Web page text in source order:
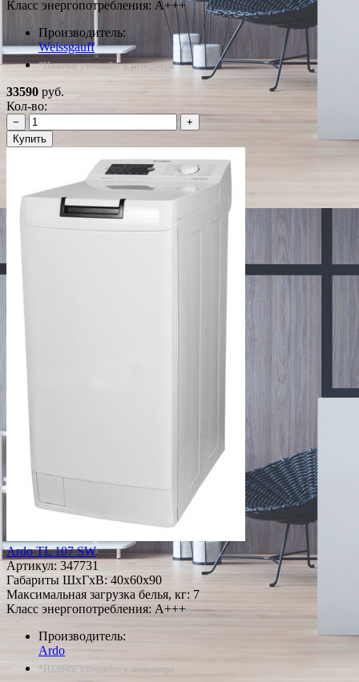
Класс энергопотребления: A+++
Производитель:
Weissgauff
*Наличие уточняйте у менеджера
33590 руб.
Кол-во:
−
+
Купить
Ardo TL 107 SW
Артикул: 347731
Габариты ШxГxВ: 40x60x90
Максимальная загрузка белья, кг: 7
Класс энергопотребления: A+++
Производитель:
Ardo
*Наличие уточняйте у менеджера